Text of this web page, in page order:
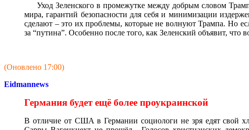
Уход Зеленского в промежутке между добрым словом
мира, гарантий безопасности для себя и минимизации
сделают – это их проблемы, которые не волнуют Трампа. Но
за “путина”. Особенно после того, как Зеленский объявит, что
(Оновлено 17:00)
Eidmannews
Германия будет ещё более проукраинской
В отличие от США в Германии социологи не зря едят свой